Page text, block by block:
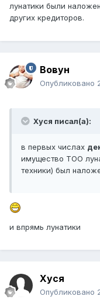
лунатики были
других кредиторов.
Вовун
Опубликовано
Хуся писал(а):
в первых числах
имущество ТОО
техники) был
и впрямь лунатики
Хуся
Опубликовано